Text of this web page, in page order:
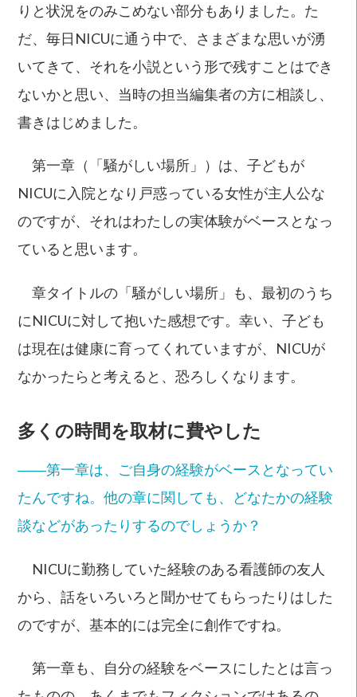
りと状況をのみこめない部分もありました。た
だ、毎日NICUに通う中で、さまざまな思いが湧
いてきて、それを小説という形で残すことはでき
ないかと思い、当時の担当編集者の方に相談し、
書きはじめました。
第一章（「騒がしい場所」）は、子どもが
NICUに入院となり戸惑っている女性が主人公な
のですが、それはわたしの実体験がベースとなっ
ていると思います。
章タイトルの「騒がしい場所」も、最初のうち
にNICUに対して抱いた感想です。幸い、子ども
は現在は健康に育ってくれていますが、NICUが
なかったらと考えると、恐ろしくなります。
多くの時間を取材に費やした
――第一章は、ご自身の経験がベースとなってい
たんですね。他の章に関しても、どなたかの経験
談などがあったりするのでしょうか？
NICUに勤務していた経験のある看護師の友人
から、話をいろいろと聞かせてもらったりはした
のですが、基本的には完全に創作ですね。
第一章も、自分の経験をベースにしたとは言っ